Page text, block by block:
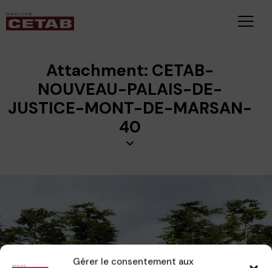
Gérer le consentement aux
Attachment: CETAB-
NOUVEAU-PALAIS-DE-
JUSTICE-MONT-DE-MARSAN-
40